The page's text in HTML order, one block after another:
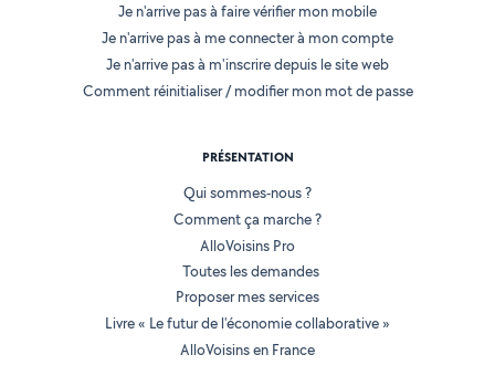
Je n'arrive pas à faire vérifier mon mobile
Je n'arrive pas à me connecter à mon compte
Je n'arrive pas à m'inscrire depuis le site web
Comment réinitialiser / modifier mon mot de passe
PRÉSENTATION
Qui sommes-nous ?
Comment ça marche ?
AlloVoisins Pro
Toutes les demandes
Proposer mes services
Livre « Le futur de l'économie collaborative »
AlloVoisins en France